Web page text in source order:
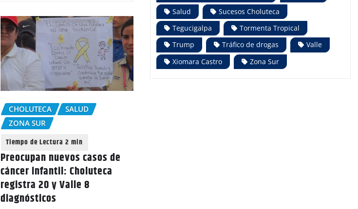
CHOLUTECA
SALUD
ZONA SUR
Preocupan nuevos casos de
cáncer infantil: Choluteca
registra 20 y Valle 8
diagnósticos
Salud
Sucesos Choluteca
Tegucigalpa
Tormenta Tropical
Trump
Tráfico de drogas
Valle
Xiomara Castro
Zona Sur